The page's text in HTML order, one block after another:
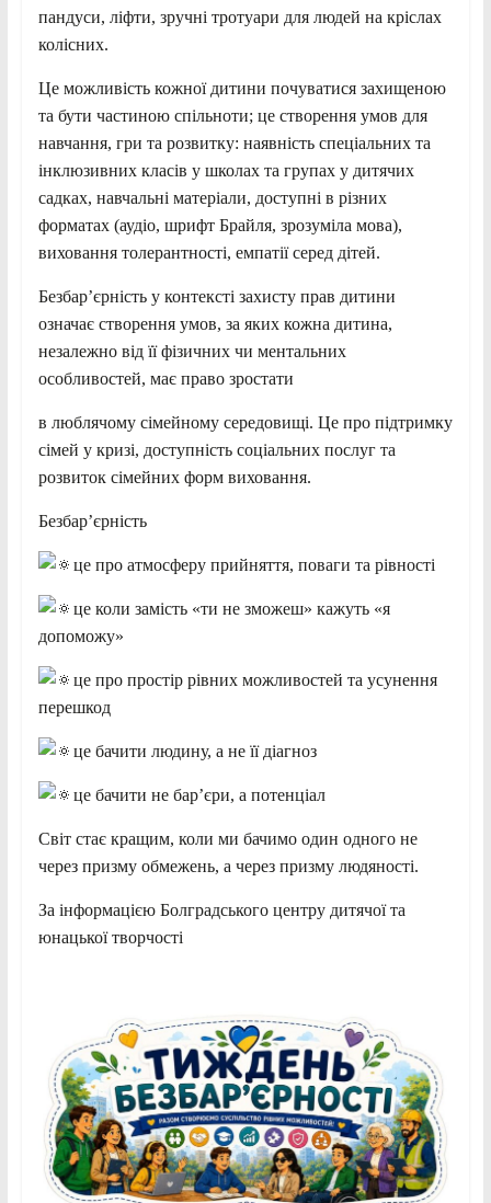
пандуси, ліфти, зручні тротуари для людей на кріслах
колісних.
Це можливість кожної дитини почуватися захищеною
та бути частиною спільноти; це створення умов для
навчання, гри та розвитку: наявність спеціальних та
інклюзивних класів у школах та групах у дитячих
садках, навчальні матеріали, доступні в різних
форматах (аудіо, шрифт Брайля, зрозуміла мова),
виховання толерантності, емпатії серед дітей.
Безбар’єрність у контексті захисту прав дитини
означає створення умов, за яких кожна дитина,
незалежно від її фізичних чи ментальних
особливостей, має право зростати
в люблячому сімейному середовищі. Це про підтримку
сімей у кризі, доступність соціальних послуг та
розвиток сімейних форм виховання.
Безбар’єрність
це про атмосферу прийняття, поваги та рівності
це коли замість «ти не зможеш» кажуть «я
допоможу»
це про простір рівних можливостей та усунення
перешкод
це бачити людину, а не її діагноз
це бачити не бар’єри, а потенціал
Світ стає кращим, коли ми бачимо один одного не
через призму обмежень, а через призму людяності.
За інформацією Болградського центру дитячої та
юнацької творчості